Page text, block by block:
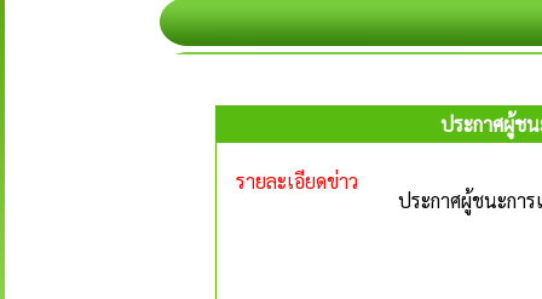
ประกาศผู้ชน
รายละเอียดข่าว
ประกาศผู้ชนะการ